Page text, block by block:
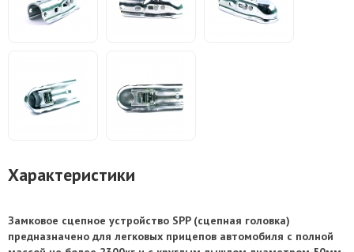
Характеристики
Замковое сцепное устройство SPP (cцепная головка)
предназначено для легковых прицепов автомобиля с полной